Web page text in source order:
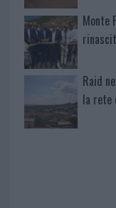
Monte
Raid
la rete